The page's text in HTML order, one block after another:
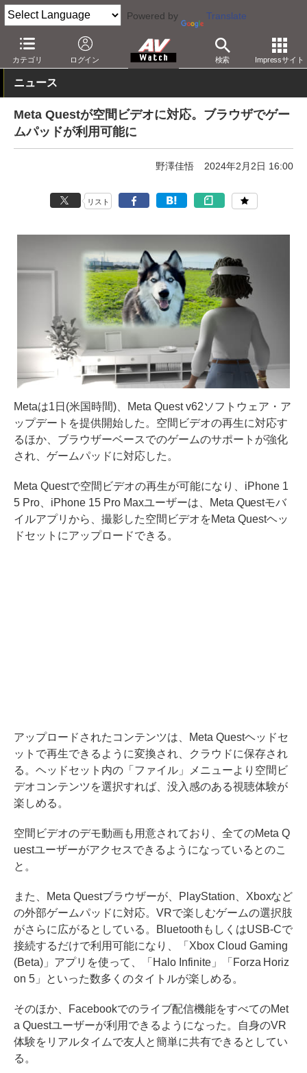
Powered by Translate
カテゴリ ログイン 検索 Impressサイト
AV Watch 製品 HMD/スマートグラス Meta
ニュース
Meta Questが空間ビデオに対応。ブラウザでゲー
ムパッドが利用可能に
野澤佳悟 2024年2月2日 16:00
リスト
Metaは1日(米国時間)、Meta Quest v62ソフトウェア・ア
ップデートを提供開始した。空間ビデオの再生に対応す
るほか、ブラウザーベースでのゲームのサポートが強化
され、ゲームパッドに対応した。
Meta Questで空間ビデオの再生が可能になり、iPhone 1
5 Pro、iPhone 15 Pro Maxユーザーは、Meta Questモバ
イルアプリから、撮影した空間ビデオをMeta Questヘッ
ドセットにアップロードできる。
アップロードされたコンテンツは、Meta Questヘッドセ
ットで再生できるように変換され、クラウドに保存され
る。ヘッドセット内の「ファイル」メニューより空間ビ
デオコンテンツを選択すれば、没入感のある視聴体験が
楽しめる。
空間ビデオのデモ動画も用意されており、全てのMeta Q
uestユーザーがアクセスできるようになっているとのこ
と。
また、Meta Questブラウザーが、PlayStation、Xboxなど
の外部ゲームパッドに対応。VRで楽しむゲームの選択肢
がさらに広がるとしている。BluetoothもしくはUSB-Cで
接続するだけで利用可能になり、「Xbox Cloud Gaming
(Beta)」アプリを使って、「Halo Infinite」「Forza Horiz
on 5」といった数多くのタイトルが楽しめる。
そのほか、Facebookでのライブ配信機能をすべてのMet
a Questユーザーが利用できるようになった。自身のVR
体験をリアルタイムで友人と簡単に共有できるとしてい
る。